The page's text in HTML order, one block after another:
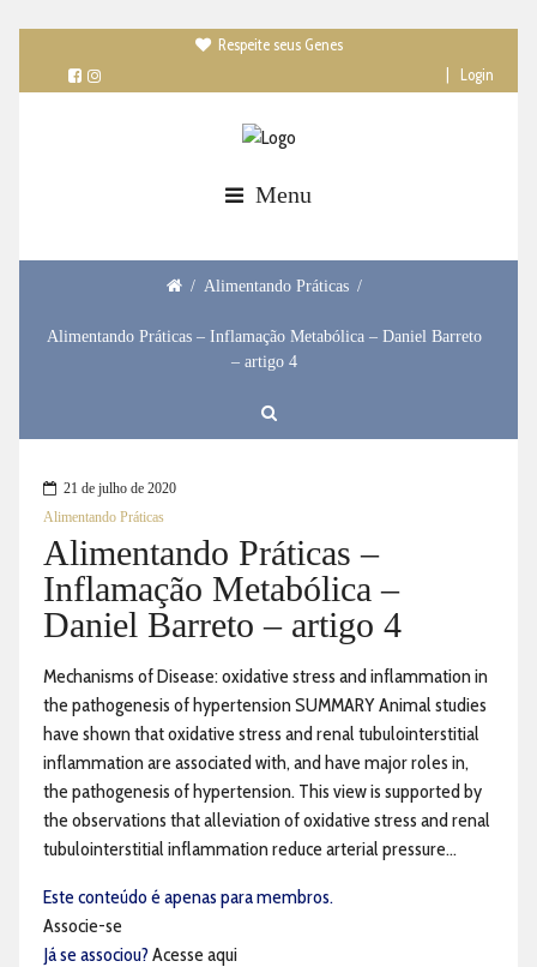
Respeite seus Genes
Login
Menu
/ Alimentando Práticas /
Alimentando Práticas – Inflamação Metabólica – Daniel Barreto
– artigo 4
21 de julho de 2020
Alimentando Práticas
Alimentando Práticas –
Inflamação Metabólica –
Daniel Barreto – artigo 4
Mechanisms of Disease: oxidative stress and inflammation in
the pathogenesis of hypertension SUMMARY Animal studies
have shown that oxidative stress and renal tubulointerstitial
inflammation are associated with, and have major roles in,
the pathogenesis of hypertension. This view is supported by
the observations that alleviation of oxidative stress and renal
tubulointerstitial inflammation reduce arterial pressure...
Este conteúdo é apenas para membros.
Associe-se
Já se associou? Acesse aqui